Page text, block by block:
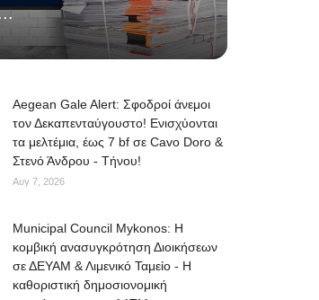
Aegean Gale Alert: Σφοδροί άνεμοι
τον Δεκαπενταύγουστο! Ενισχύονται
τα μελτέμια, έως 7 bf σε Cavo Doro &
Στενό Άνδρου - Τήνου!
Αυγ 7, 2026
Municipal Council Mykonos: Η
κομβική ανασυγκρότηση Διοικήσεων
σε ΔΕΥΑΜ & Λιμενικό Ταμείο - Η
καθοριστική δημοσιονομική